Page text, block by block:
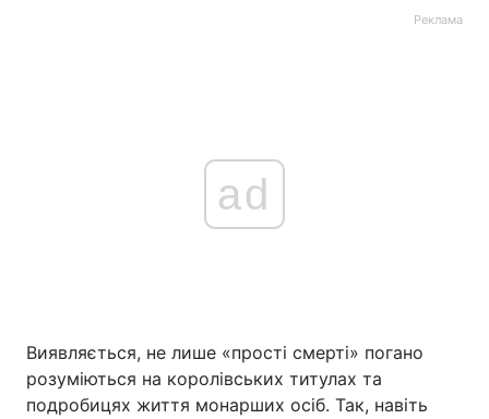
Реклама
ad
Виявляється, не лише «прості смерті» погано
розуміються на королівських титулах та
подробицях життя монарших осіб. Так, навіть